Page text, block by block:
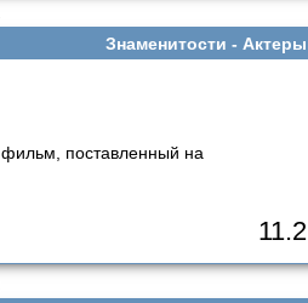
Знаменитости - Актеры
поставленный на
11.2